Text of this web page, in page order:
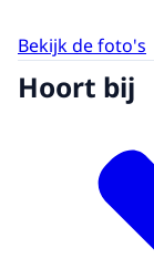
Bekijk de foto's
Hoort bij